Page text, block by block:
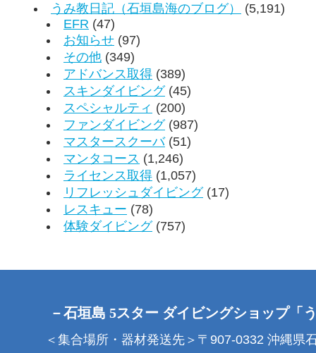
うみ教日記（石垣島海のブログ）
(5,191)
EFR (47)
お知らせ (97)
その他 (349)
アドバンス取得 (389)
スキンダイビング(45)
スペシャルティ (200)
ファンダイビング(987)
マスタースクーバ(51)
マンタコース (1,246)
ライセンス取得 (1,057)
リフレッシュダイビング(17)
レスキュー (78)
体験ダイビング(757)
－石垣島 5スター ダイビングショップ「
＜集合場所・器材発送先＞〒907-0332 沖縄県